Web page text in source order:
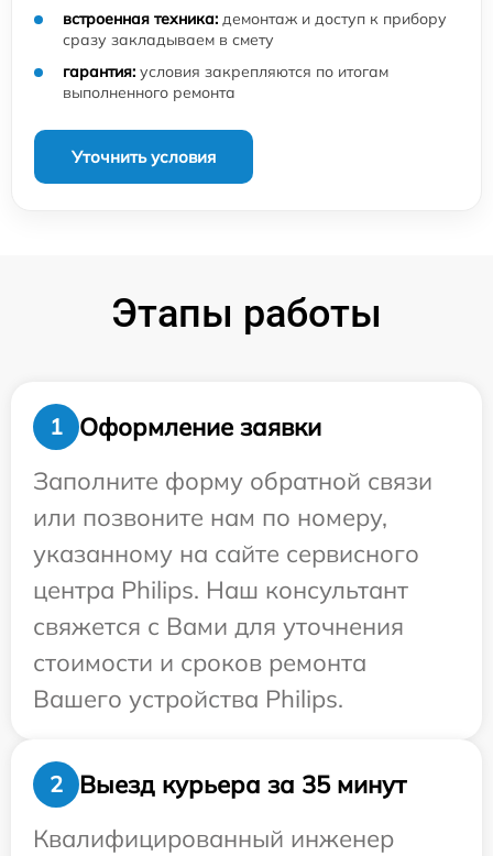
встроенная техника: демонтаж и доступ к прибору
сразу закладываем в смету
гарантия: условия закрепляются по итогам
выполненного ремонта
Уточнить условия
Этапы работы
1
Оформление заявки
Заполните форму обратной связи
или позвоните нам по номеру,
указанному на сайте сервисного
центра Philips. Наш консультант
свяжется с Вами для уточнения
стоимости и сроков ремонта
Вашего устройства Philips.
2
Выезд курьера за 35 минут
Квалифицированный инженер